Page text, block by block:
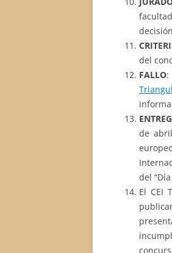
del
FALLO:
de
del
El CEI